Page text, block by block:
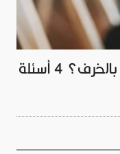
هل تُقلل الهوايات خطر الإصابة بالخرف؟ 4 أسئلة